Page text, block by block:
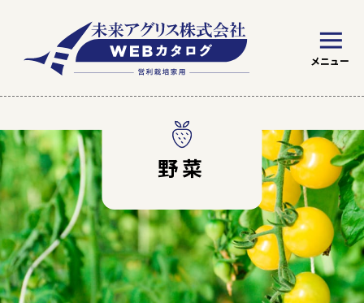
※ WEBカタログの見方 トマト 野菜
絞り込み条件を指定
草花苗
野菜